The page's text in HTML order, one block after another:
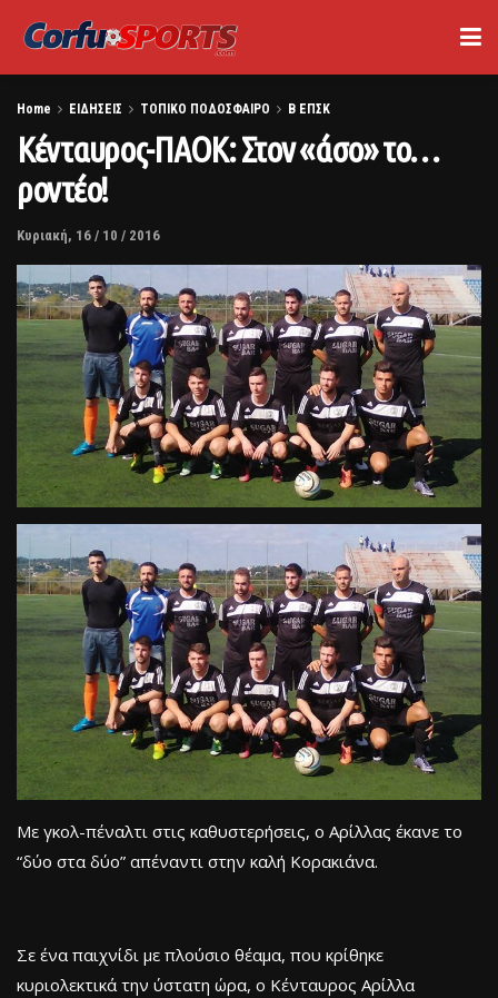
Home ΕΙΔΗΣΕΙΣ ΤΟΠΙΚΟ ΠΟΔΟΣΦΑΙΡΟ Β ΕΠΣΚ
Κένταυρος-ΠΑΟΚ: Στον «άσο» το…
ροντέο!
Κυριακή, 16 / 10 / 2016
Με γκολ-πέναλτι στις καθυστερήσεις, ο Αρίλλας έκανε το
“δύο στα δύο” απέναντι στην καλή Κορακιάνα.
Σε ένα παιχνίδι με πλούσιο θέαμα, που κρίθηκε
κυριολεκτικά την ύστατη ώρα, ο Κένταυρος Αρίλλα